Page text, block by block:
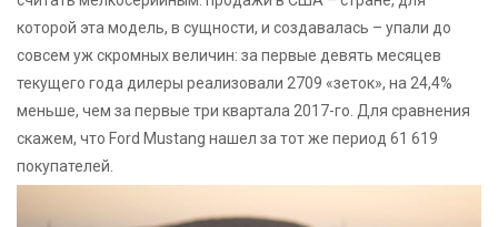
которой эта модель, в сущности, и создавалась – упали до
совсем уж скромных величин: за первые девять месяцев
текущего года дилеры реализовали 2709 «зеток», на 24,4%
меньше, чем за первые три квартала 2017-го. Для сравнения
скажем, что Ford Mustang нашел за тот же период 61 619
покупателей.